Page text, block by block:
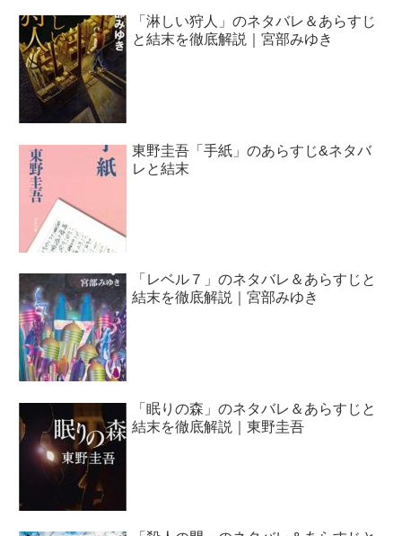
「淋しい狩人」のネタバレ＆あらすじ
と結末を徹底解説｜宮部みゆき
東野圭吾「手紙」のあらすじ&ネタバ
レと結末
「レベル７」のネタバレ＆あらすじと
結末を徹底解説｜宮部みゆき
「眠りの森」のネタバレ＆あらすじと
結末を徹底解説｜東野圭吾